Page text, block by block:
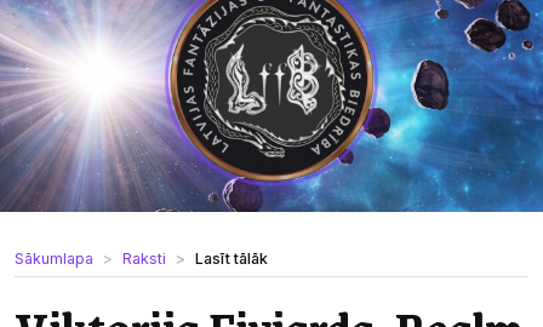
Sākumlapa Raksti Lasīt tālāk